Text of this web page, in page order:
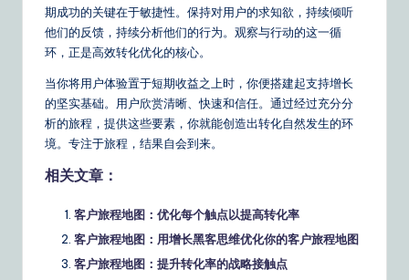
期成功的关键在于敏捷性。保持对用户的求知欲，持续倾听
他们的反馈，持续分析他们的行为。观察与行动的这一循
环，正是高效转化优化的核心。
当你将用户体验置于短期收益之上时，你便搭建起支持增长
的坚实基础。用户欣赏清晰、快速和信任。通过经过充分分
析的旅程，提供这些要素，你就能创造出转化自然发生的环
境。专注于旅程，结果自会到来。
相关文章：
客户旅程地图：优化每个触点以提高转化率
客户旅程地图：用增长黑客思维优化你的客户旅程地图
客户旅程地图：提升转化率的战略接触点